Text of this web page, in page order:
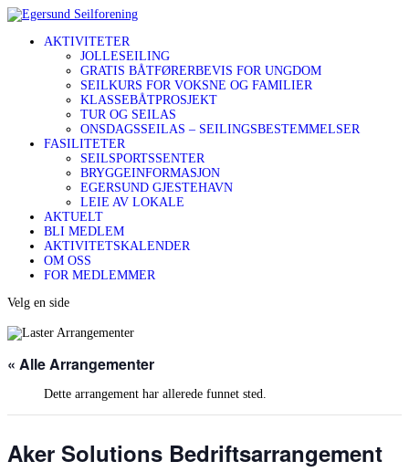
AKTIVITETER
JOLLESEILING
GRATIS BÅTFØRERBEVIS FOR UNGDOM
SEILKURS FOR VOKSNE OG FAMILIER
KLASSEBÅTPROSJEKT
TUR OG SEILAS
ONSDAGSSEILAS – SEILINGSBESTEMMELSER
FASILITETER
SEILSPORTSSENTER
BRYGGEINFORMASJON
EGERSUND GJESTEHAVN
LEIE AV LOKALE
AKTUELT
BLI MEDLEM
AKTIVITETSKALENDER
OM OSS
FOR MEDLEMMER
Velg en side
« Alle Arrangementer
Dette arrangement har allerede funnet sted.
Aker Solutions Bedriftsarrangement